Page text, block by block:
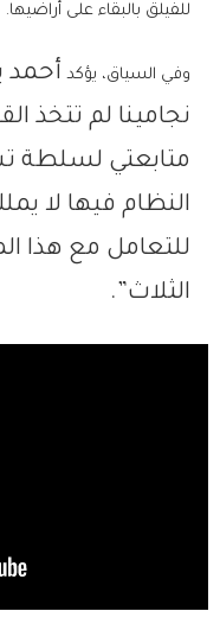
للفيلق بالبقاء على أراضيها.
وفي السياق، يؤكد أحمد
نجامينا لم تتخذ
متابعتي لسلطة
النظام فيها لا
للتعامل مع هذا
الثلاث”.